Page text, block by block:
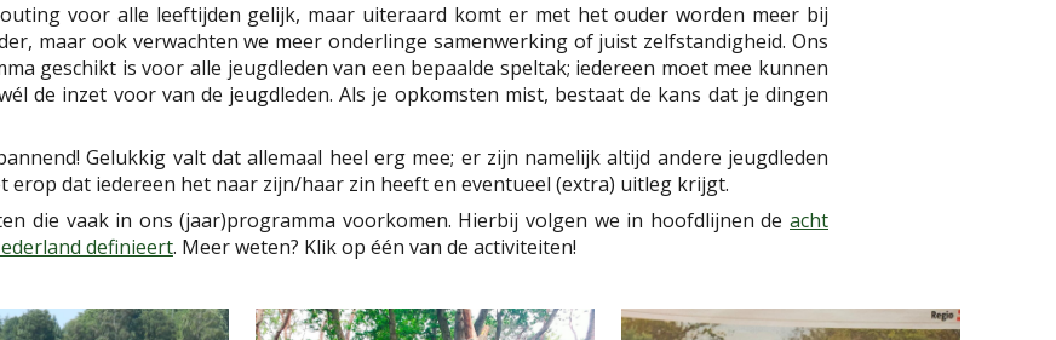
voor alle leeftijden gelijk, maar uiteraard komt er met het ouder worden meer bij
maar ook verwachten we meer onderlinge samenwerking of juist zelfstandigheid. Ons
geschikt is voor alle jeugdleden van een bepaalde speltak; iedereen moet mee kunnen
de inzet voor van de jeugdleden. Als je opkomsten mist, bestaat de kans dat je dingen
Gelukkig valt dat allemaal heel erg mee; er zijn namelijk altijd andere jeugdleden
erop dat iedereen het naar zijn/haar zin heeft en eventueel (extra) uitleg krijgt.
die vaak in ons (jaar)programma voorkomen. Hierbij volgen we in hoofdlijnen de acht
definieert. Meer weten? Klik op één van de activiteiten!